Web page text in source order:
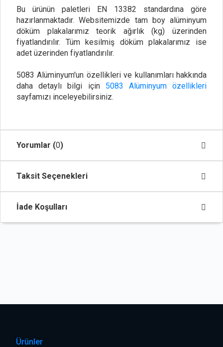
Bu ürünün paletleri EN 13382 standardına göre
hazırlanmaktadır. Websitemizde tam boy alüminyum
döküm plakalarımız teorik ağırlık (kg) üzerinden
fiyatlandırılır. Tüm kesilmiş döküm plakalarımız ise
adet üzerinden fiyatlandırılır.
5083 Alüminyum'un özellikleri ve kullanımları hakkında
daha detaylı bilgi için 5083 Alüminyum özellikleri
sayfamızı inceleyebilirsiniz.
Yorumlar (0)
Taksit Seçenekleri
İade Koşulları
Ürünler